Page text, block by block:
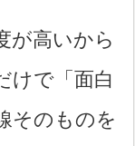
が高いから
けで「面白
そのものを